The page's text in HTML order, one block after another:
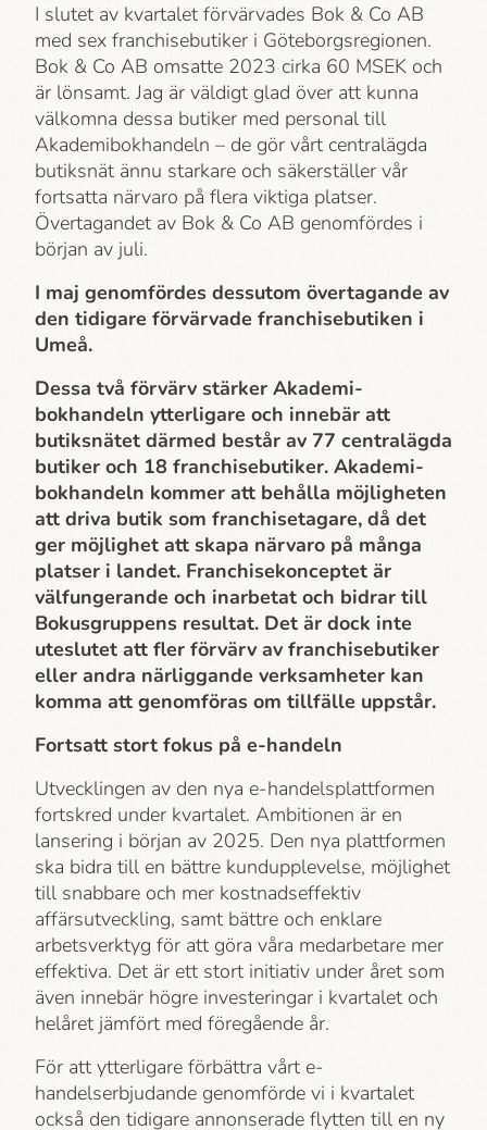
I slutet av kvartalet förvärvades Bok & Co AB
med sex franchisebutiker i Göteborgsregionen.
Bok & Co AB omsatte 2023 cirka 60 MSEK och
är lönsamt. Jag är väldigt glad över att kunna
välkomna dessa butiker med personal till
Akademi­bokhandeln – de gör vårt centralägda
butiksnät ännu starkare och säkerställer vår
fortsatta närvaro på flera viktiga platser.
Övertagandet av Bok & Co AB genomfördes i
början av juli.
I maj genomfördes dessutom övertagande av
den tidigare förvärvade franchisebutiken i
Umeå.
Dessa två förvärv stärker Akademi­
bokhandeln ytterligare och innebär att
butiksnätet därmed består av 77 centralägda
butiker och 18 franchisebutiker. Akademi­
bokhandeln kommer att behålla möjligheten
att driva butik som franchisetagare, då det
ger möjlighet att skapa närvaro på många
platser i landet. Franchisekonceptet är
välfungerande och inarbetat och bidrar till
Bokusgruppens resultat. Det är dock inte
uteslutet att fler förvärv av franchisebutiker
eller andra närliggande verksamheter kan
komma att genomföras om tillfälle uppstår.
Fortsatt stort fokus på e-handeln
Utvecklingen av den nya e-handelsplattformen
fortskred under kvartalet. Ambitionen är en
lansering i början av 2025. Den nya plattformen
ska bidra till en bättre kundupplevelse, möjlighet
till snabbare och mer kostnadseffektiv
affärsutveckling, samt bättre och enklare
arbetsverktyg för att göra våra medarbetare mer
effektiva. Det är ett stort initiativ under året som
även innebär högre investeringar i kvartalet och
helåret jämfört med föregående år.
För att ytterligare förbättra vårt e-
handelserbjudande genomförde vi i kvartalet
också den tidigare annonserade flytten till en ny